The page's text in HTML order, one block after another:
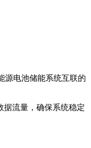
源电池储能系统互联的
据流量，确保系统稳定